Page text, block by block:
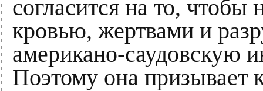
согласится на то, чтобы
кровью, жертвами и
американо-саудовскую
Поэтому она призывает